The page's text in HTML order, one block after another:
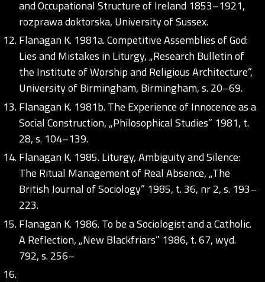
and Occupational Structure of Ireland 1853–1921,
rozprawa doktorska, University of Sussex.
Flanagan K. 1981a. Competitive Assemblies of God:
Lies and Mistakes in Liturgy, „Research Bulletin of
the Institute of Worship and Religious Architecture”,
University of Birmingham, Birmingham, s. 20–69.
Flanagan K. 1981b. The Experience of Innocence as a
Social Construction, „Philosophical Studies” 1981, t.
28, s. 104–139.
Flanagan K. 1985. Liturgy, Ambiguity and Silence:
The Ritual Management of Real Absence, „The
British Journal of Sociology” 1985, t. 36, nr 2, s. 193–
223.
Flanagan K. 1986. To be a Sociologist and a Catholic.
A Reflection, „New Blackfriars” 1986, t. 67, wyd.
792, s. 256–